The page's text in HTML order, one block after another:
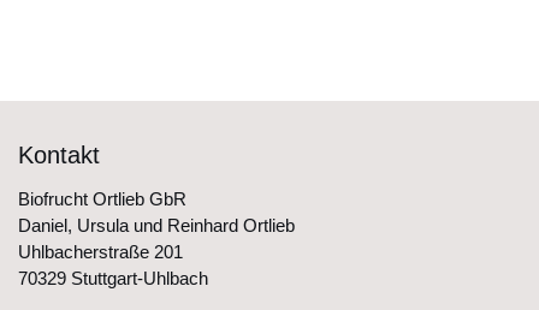
Kontakt
Biofrucht Ortlieb GbR
Daniel, Ursula und Reinhard Ortlieb
Uhlbacherstraße 201
70329 Stuttgart-Uhlbach